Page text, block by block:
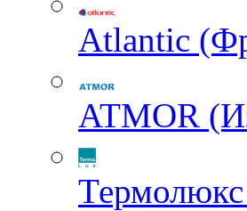
Atlantic
ATMOR